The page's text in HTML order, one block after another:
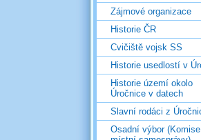
Zájmové organizace
Historie ČR
Cvičiště vojsk SS
Historie usedlostí v
Historie území okolo
Úročnice v datech
Slavní rodáci z
Osadní výbor (Komise